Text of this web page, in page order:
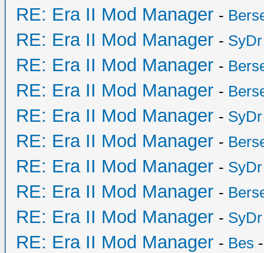
RE: Era II Mod Manager -
RE: Era II Mod Manager - SyDr
RE: Era II Mod Manager -
RE: Era II Mod Manager -
RE: Era II Mod Manager - SyDr
RE: Era II Mod Manager -
RE: Era II Mod Manager - SyDr
RE: Era II Mod Manager -
RE: Era II Mod Manager - SyDr
RE: Era II Mod Manager - Bes